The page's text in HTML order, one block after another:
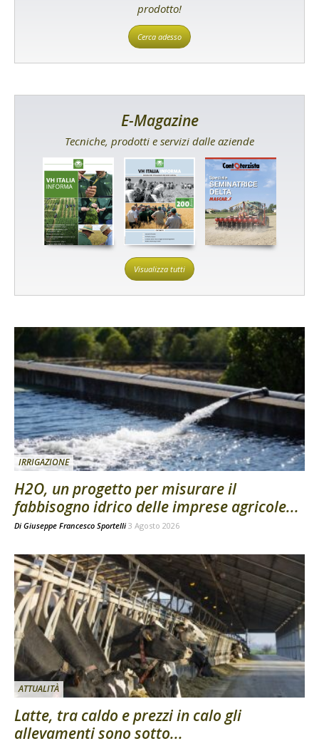
prodotto!
Cerca adesso
E-Magazine
Tecniche, prodotti e servizi dalle aziende
Visualizza tutti
IRRIGAZIONE
H2O, un progetto per misurare il
fabbisogno idrico delle imprese agricole...
Di Giuseppe Francesco Sportelli 3 Agosto 2026
ATTUALITÀ
Latte, tra caldo e prezzi in calo gli
allevamenti sono sotto...